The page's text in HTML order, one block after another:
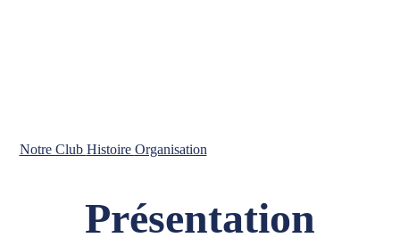
Notre Club Histoire Organisation
Présentation